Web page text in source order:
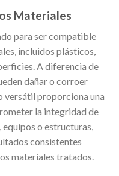
Materiales
para ser compatible
incluidos plásticos,
A diferencia de
dañar o corroer
versátil proporciona una
la integridad de
equipos o estructuras,
consistentes
materiales tratados.